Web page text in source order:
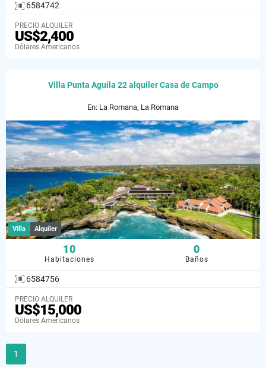
6584742
PRECIO ALQUILER
US$2,400
Dólares Americanos
Villa Punta Aguila 22 alquiler Casa de Campo
En: La Romana, La Romana
Villa Alquiler
10
Habitaciones
0
Baños
6584756
PRECIO ALQUILER
US$15,000
Dólares Americanos
1